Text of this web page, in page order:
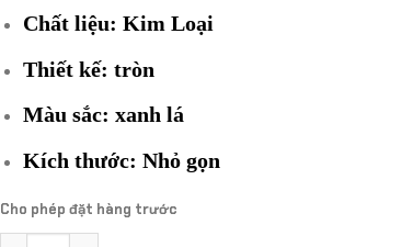
Chất liệu: Kim Loại
Thiết kế: tròn
Màu sắc: xanh lá
Kích thước: Nhỏ gọn
Cho phép đặt hàng trước